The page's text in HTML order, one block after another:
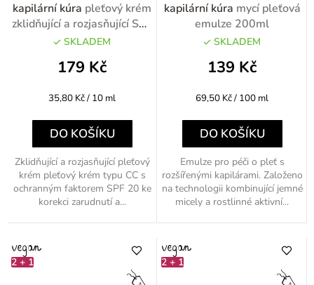
kapilární kúra pleťový krém
zklidňující a rozjasňující SPF
20 50ml
SKLADEM
179 Kč
Měrná
35,80 Kč / 10 ml
DO KOŠÍKU
Zklidňující a rozjasňující pleťový
krém pleťový krém typu CC s
ochranným faktorem SPF 20 ke
korekci zarudnutí a...
kapilární kúra mycí pleťová
emulze 200ml
SKLADEM
139 Kč
Měrná
69,50 Kč / 100 ml
DO KOŠÍKU
Emulze pro péči o pleť s
rozšířenými kapilárami. Založeno
na technologii kombinující jemné
micely a rostlinné aktivní...
2 + 1 2 + 1